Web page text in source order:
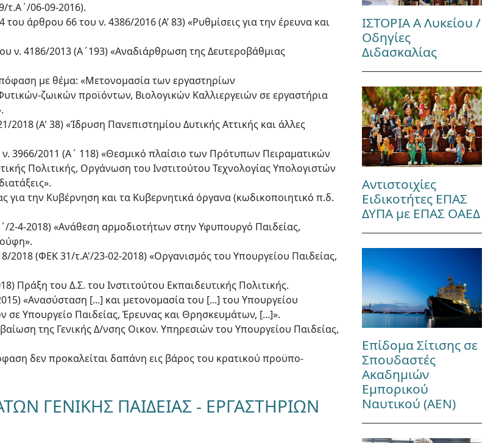
τ.Α΄/06-09-2016).
του άρθρου 66 του ν. 4386/2016 (Α’ 83) «Ρυθμίσεις για την έρευνα και
ν. 4186/2013 (Α΄193) «Αναδιάρθρωση της Δευτεροβάθμιας
με θέμα: «Μετονομασία των εργαστηρίων
ζωικών προϊόντων, Βιολογικών Καλλιεργειών σε εργαστήρια
2018 (Α' 38) «Ίδρυση Πανεπιστημίου Δυτικής Αττικής και άλλες
ν. 3966/2011 (Α΄ 118) «Θεσμικό πλαίσιο των Πρότυπων Πειραματικών
Πολιτικής, Οργάνωση του Ινστιτούτου Τεχνολογίας Υπολογιστών
την Κυβέρνηση και τα Κυβερνητικά όργανα (κωδικοποιητικό π.δ.
2-4-2018) «Ανάθεση αρμοδιοτήτων στην Υφυπουργό Παιδείας,
2018 (ΦΕΚ 31/τ.Α'/23-02-2018) «Οργανισμός του Υπουργείου Παιδείας,
Πράξη του Δ.Σ. του Ινστιτούτου Εκπαιδευτικής Πολιτικής.
«Ανασύσταση [...] και μετονομασία του [...] του Υπουργείου
σε Υπουργείο Παιδείας, Έρευνας και Θρησκευμάτων, [...]».
της Γενικής Δ/νσης Οικον. Υπηρεσιών του Υπουργείου Παιδείας,
δεν προκαλείται δαπάνη εις βάρος του κρατικού προϋπο-
ΓΕΝΙΚΗΣ ΠΑΙΔΕΙΑΣ - ΕΡΓΑΣΤΗΡΙΩΝ
ΙΣΤΟΡΙΑ Α Λυκείου /
Οδηγίες
Διδασκαλίας
Αντιστοιχίες
Ειδικοτήτες ΕΠΑΣ
ΔΥΠΑ με ΕΠΑΣ ΟΑΕΔ
Επίδομα Σίτισης σε
Σπουδαστές
Ακαδημιών
Εμπορικού
Ναυτικού (ΑΕΝ)